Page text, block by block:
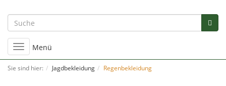
Umschalten
der
Navigation
Menü
Sie sind hier: Jagdbekleidung Regenbekleidung